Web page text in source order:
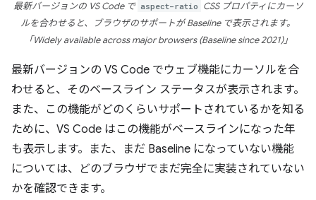
最新バージョンの VS Code で aspect-ratio CSS プロパティにカーソ
ルを合わせると、ブラウザのサポートが Baseline で表示されます。
「Widely available across major browsers (Baseline since 2021)」
最新バージョンの VS Code でウェブ機能にカーソルを合
わせると、そのベースライン ステータスが表示されます。
また、この機能がどのくらいサポートされているかを知る
ために、VS Code はこの機能がベースラインになった年
も表示します。また、まだ Baseline になっていない機能
については、どのブラウザでまだ完全に実装されていない
かを確認できます。